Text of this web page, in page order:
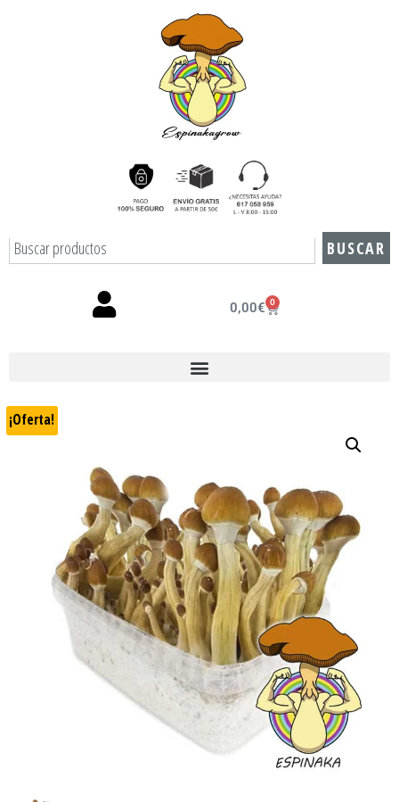
BUSCAR
0,00€ 0
¡Oferta!